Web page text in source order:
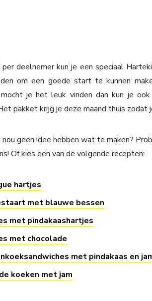
deelnemer kun je een speciaal
om een goede start te kunnen
je het leuk vinden dan kun je
pakket krijg je deze maand thuis zodat
nou geen idee hebben wat te maken?
Of kies een van de volgende recepten:
hartjes
met blauwe bessen
met pindakaashartjes
met chocolade
met pindakaas en
koeken met jam